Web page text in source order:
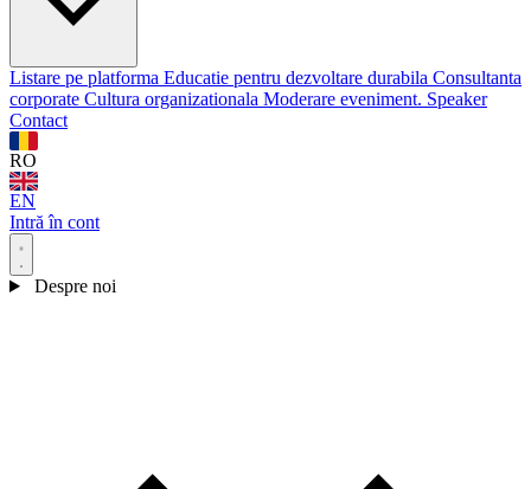
Listare pe platforma Educatie pentru dezvoltare durabila Consultanta
corporate Cultura organizationala Moderare eveniment. Speaker
Contact
RO
EN
Intră în cont
Despre noi